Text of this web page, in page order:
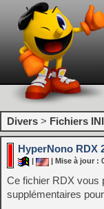
Divers > Fichiers INI
HyperNono RDX
| Mise à jour :
Ce fichier RDX vous
supplémentaires